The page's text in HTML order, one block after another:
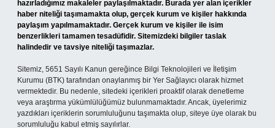
hazırladığımız makaleler paylaşılmaktadır. Burada yer alan içerikler
haber niteliği taşımamakta olup, gerçek kurum ve kişiler hakkında
paylaşım yapılmamaktadır. Gerçek kurum ve kişiler ile isim
benzerlikleri tamamen tesadüfidir. Sitemizdeki bilgiler taslak
halindedir ve tavsiye niteliği taşımazlar.
Sitemiz, 5651 Sayılı Kanun gereğince Bilgi Teknolojileri ve İletişim
Kurumu (BTK) tarafından onaylanmış bir Yer Sağlayıcı olarak hizmet
vermektedir. Bu nedenle, sitedeki içerikleri proaktif olarak denetleme
veya araştırma yükümlülüğümüz bulunmamaktadır. Ancak, üyelerimiz
yazdıkları içeriklerin sorumluluğunu taşımakta olup, siteye üye olarak bu
sorumluluğu kabul etmiş sayılırlar.